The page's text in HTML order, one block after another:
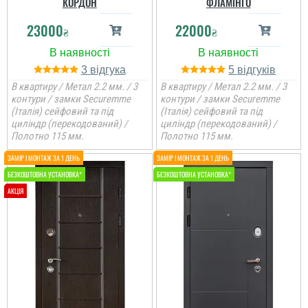
Михаил
23000₴
3
В квартиру / Метал 2.2 мм. / 3
контури / замки Securemme
(Італія) сейфовий та під
циліндр (перекодований) /
Полотно 115 мм.
22000₴
5
В квартиру / Метал 2.2 мм. / 3
контури / замки Securemme
(Італія) сейфовий та під
циліндр (перекодований) /
Полотно 115 мм.